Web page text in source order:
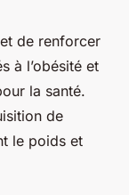
de renforcer
à l’obésité et
la santé.
de
le poids et